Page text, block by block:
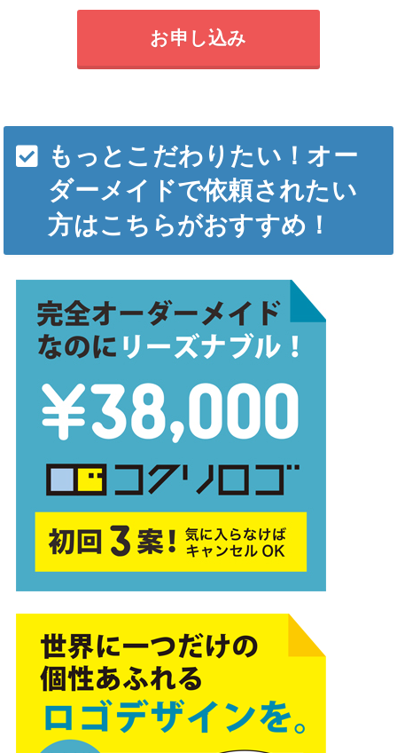
お申し込み
もっとこだわりたい！オー
ダーメイドで依頼されたい
方はこちらがおすすめ！